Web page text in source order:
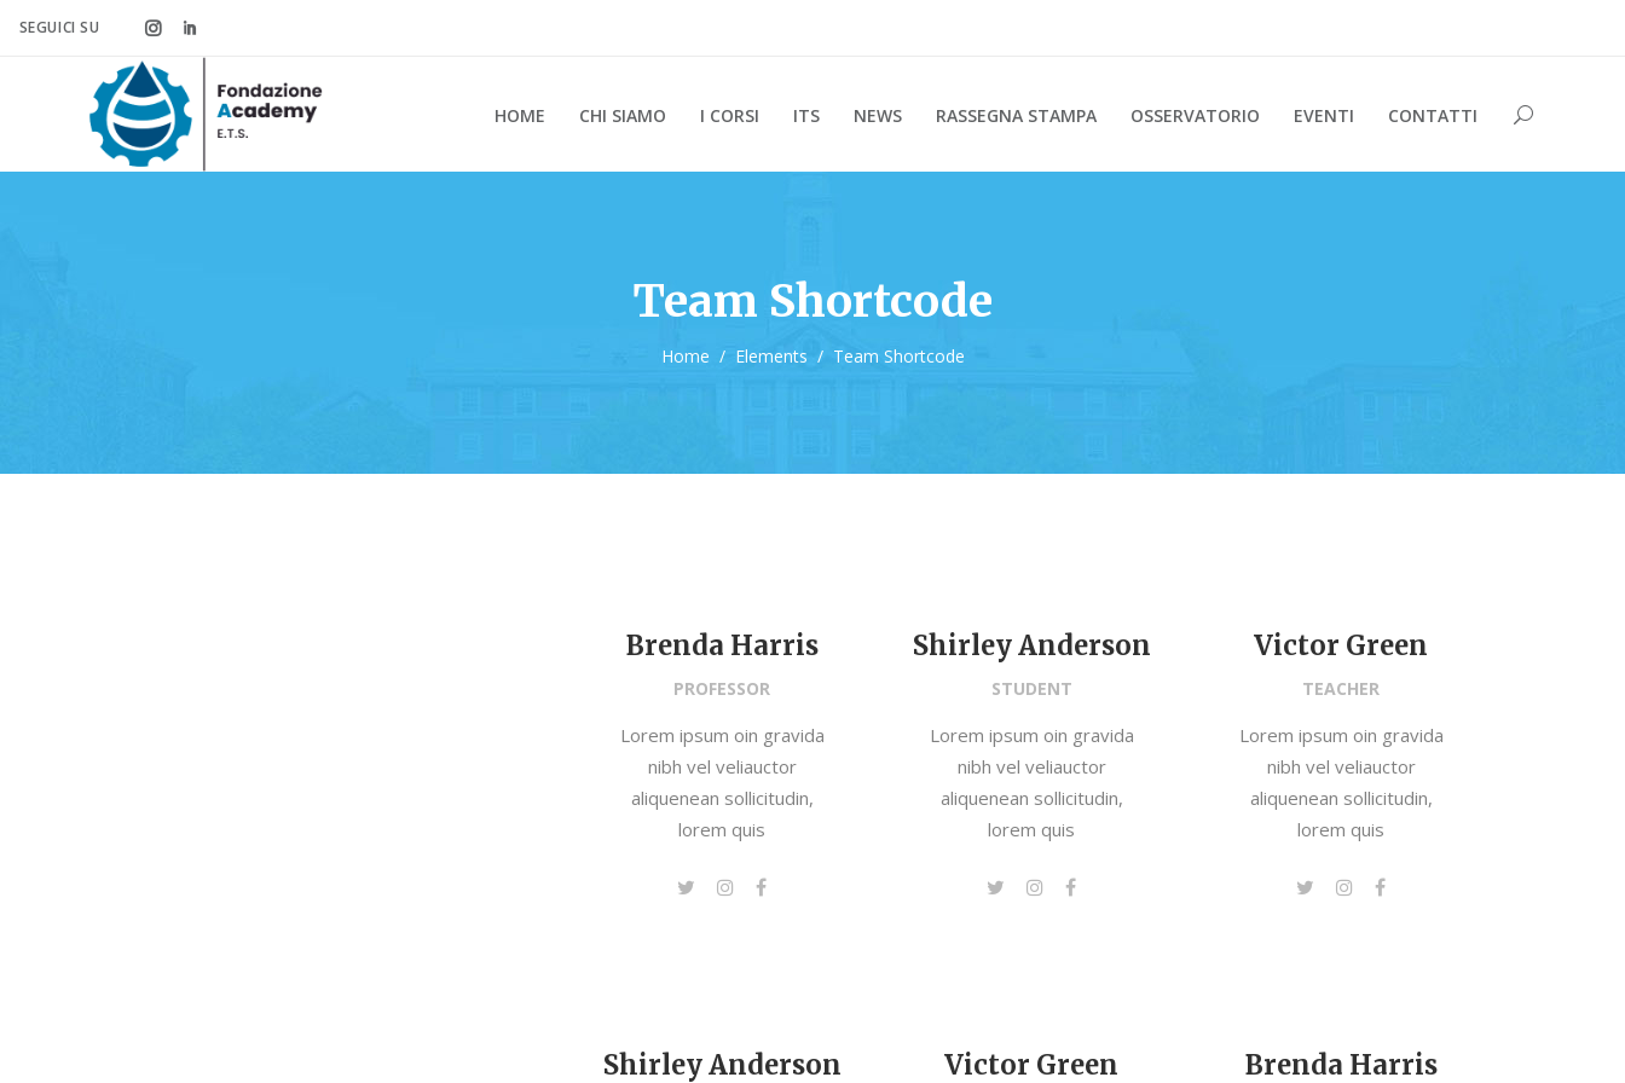
SEGUICI SU
HOME CHI SIAMO I CORSI ITS NEWS RASSEGNA STAMPA OSSERVATORIO EVENTI CONTATTI
Team Shortcode
Home / Elements / Team Shortcode
Brenda Harris
PROFESSOR
Lorem ipsum oin gravida
nibh vel veliauctor
aliquenean sollicitudin,
lorem quis
Shirley Anderson
STUDENT
Lorem ipsum oin gravida
nibh vel veliauctor
aliquenean sollicitudin,
lorem quis
Victor Green
TEACHER
Lorem ipsum oin gravida
nibh vel veliauctor
aliquenean sollicitudin,
lorem quis
Shirley Anderson Victor Green Brenda Harris